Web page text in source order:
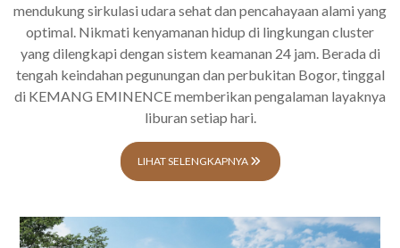
mendukung sirkulasi udara sehat dan pencahayaan alami yang
optimal. Nikmati kenyamanan hidup di lingkungan cluster
yang dilengkapi dengan sistem keamanan 24 jam. Berada di
tengah keindahan pegunungan dan perbukitan Bogor, tinggal
di KEMANG EMINENCE memberikan pengalaman layaknya
liburan setiap hari.
LIHAT SELENGKAPNYA